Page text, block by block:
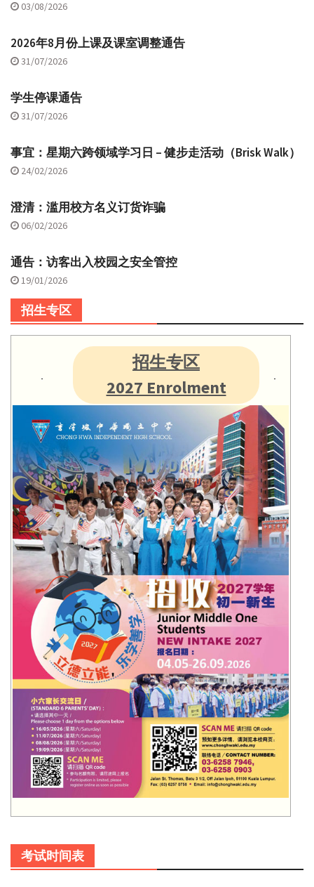
03/08/2026
2026年8月份上课及课室调整通告
31/07/2026
学生停课通告
31/07/2026
事宜：星期六跨领域学习日 – 健步走活动（Brisk Walk）
24/02/2026
澄清：滥用校方名义订货诈骗
06/02/2026
通告：访客出入校园之安全管控
19/01/2026
招生专区
招生专区
2027 Enrolment
考试时间表